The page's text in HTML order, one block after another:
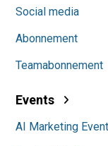
Social media
Abonnement
Teamabonnement
Events
AI Marketing Event